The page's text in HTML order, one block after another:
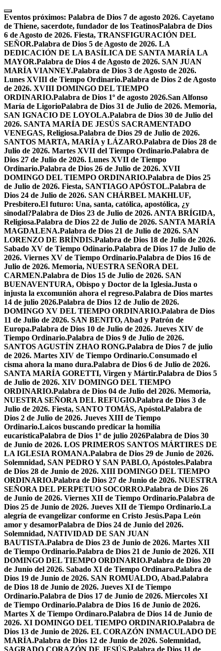
Skip
to
content
Eventos próximos: Palabra de Dios 7 de agosto 2026. Cayetano
de Thiene, sacerdote, fundador de los TeatinosPalabra de Dios
6 de Agosto de 2026. Fiesta, TRANSFIGURACIÓN DEL
SEÑOR.Palabra de Dios 5 de Agosto de 2026. LA
DEDICACIÓN DE LA BASÍLICA DE SANTA MARÍA LA
MAYOR.Palabra de Dios 4 de Agosto de 2026. SAN JUAN
MARÍA VIANNEY.Palabra de Dios 3 de Agosto de 2026.
Lunes XVIII de Tiempo Ordinario.Palabra de Dios 2 de Agosto
de 2026. XVIII DOMINGO DEL TIEMPO
ORDINARIO.Palabra de Dios 1º de agosto 2026.San Alfonso
María de LigorioPalabra de Dios 31 de Julio de 2026. Memoria,
SAN IGNACIO DE LOYOLA.Palabra de Dios 30 de Julio del
2026. SANTA MARÍA DE JESÚS SACRAMENTADO
VENEGAS, Religiosa.Palabra de Dios 29 de Julio de 2026.
SANTOS MARTA, MARÍA y LÁZARO.Palabra de Dios 28 de
Julio de 2026. Martes XVII del Tiempo Ordinario.Palabra de
Dios 27 de Julio de 2026. Lunes XVII de Tiempo
Ordinario.Palabra de Dios 26 de Julio de 2026. XVII
DOMINGO DEL TIEMPO ORDINARIO.Palabra de Dios 25
de Julio de 2026. Fiesta, SANTIAGO APÓSTOL.Palabra de
Dios 24 de Julio de 2026. SAN CHÁRBEL MAKHLUF,
Presbítero.El futuro: Una, santa, católica, apostólica, ¿y
sinodal?Palabra de Dios 23 de Julio de 2026. ANTA BRÍGIDA,
Religiosa.Palabra de Dios 22 de Julio de 2026. SANTA MARÍA
MAGDALENA.Palabra de Dios 21 de Julio de 2026. SAN
LORENZO DE BRÍNDIS.Palabra de Dios 18 de Julio de 2026.
Sabado XV de Tiempo Odinario.Palabra de Dios 17 de Julio de
2026. Viernes XV de Tiempo Ordinario.Palabra de Dios 16 de
Julio de 2026. Memoria, NUESTRA SEÑORA DEL
CARMEN.Palabra de Dios 15 de Julio de 2026. SAN
BUENAVENTURA, Obispo y Doctor de la Iglesia.Justa o
injusta la excomunión ahora el regreso.Palabra de Dios martes
14 de julio 2026.Palabra de Dios 12 de Julio de 2026.
DOMINGO XV DEL TIEMPO ORDINARIO.Palabra de Dios
11 de Julio de 2026. SAN BENITO, Abad y Patrón de
Europa.Palabra de Dios 10 de Julio de 2026. Jueves XIV de
Tiempo Ordinario.Palabra de Dios 9 de Julio de 2026.
SANTOS AGUSTÍN ZHAO RONG.Palabra de Dios 7 de julio
de 2026. Martes XIV de Tiempo Ordinario.Consumado el
cisma ahora la mano dura.Palabra de Dios 6 de Julio de 2026.
SANTA MARÍA GORETTI, Virgen y Mártir.Palabra de Dios 5
de Julio de 2026. XIV DOMINGO DEL TIEMPO
ORDINARIO.Palabra de Dios 04 de Julio del 2026. Memoria,
NUESTRA SEÑORA DEL REFUGIO.Palabra de Dios 3 de
Julio de 2026. Fiesta, SANTO TOMÁS, Apóstol.Palabra de
Dios 2 de Julio de 2026. Jueves XIII de Tiempo
Ordinario.Laicos buscando predicar la homilía
eucarísticaPalabra de Dios 1º de julio 2026Palabra de Dios 30
de Junio de 2026. LOS PRIMEROS SANTOS MÁRTIRES DE
LA IGLESIA ROMANA.Palabra de Dios 29 de Junio de 2026.
Solemnidad, SAN PEDRO Y SAN PABLO, Apóstoles.Palabra
de Dios 28 de Junio de 2026. XIII DOMINGO DEL TIEMPO
ORDINARIO.Palabra de Dios 27 de Junio de 2026. NUESTRA
SEÑORA DEL PERPETUO SOCORRO.Palabra de Dios 26
de Junio de 2026. Viernes XII de Tiempo Ordinario.Palabra de
Dios 25 de Junio de 2026. Jueves XII de Tiempo Ordinario.La
alegría de evangelizar conforme en Cristo Jesús.Papa León
amor y desamorPalabra de Dios 24 de Junio del 2026.
Solemnidad, NATIVIDAD DE SAN JUAN
BAUTISTA.Palabra de Dios 23 de Junio de 2026. Martes XII
de Tiempo Ordinario.Palabra de Dios 21 de Junio de 2026. XII
DOMINGO DEL TIEMPO ORDINARIO.Palabra de Dios 20
de Junio del 2026. Sabado XI de Tiempo Ordinaro.Palabra de
Dios 19 de Junio de 2026. SAN ROMUALDO, Abad.Palabra
de Dios 18 de Junio de 2026. Jueves XI de Tiempo
Ordinario.Palabra de Dios 17 de Junio de 2026. Miercoles XI
de Tiempo Ordinario.Palabra de Dios 16 de Junio de 2026.
Martes X de Tiempo Ordinaro.Palabra de Dios 14 de Junio de
2026. XI DOMINGO DEL TIEMPO ORDINARIO.Palabra de
Dios 13 de Junio de 2026. EL CORAZÓN INMACULADO DE
MARÍA.Palabra de Dios 12 de Junio de 2026. Solemnidad,
SAGRADO CORAZÓN DE JESÚS.Palabra de Dios 11 de